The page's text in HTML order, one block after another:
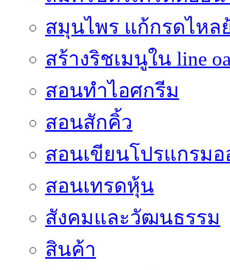
สมุนไพร แก้กรดไหล
สร้างริชเมนูใน line
สอนทำไอศกรีม
สอนสักคิ้ว
สอนเขียนโปรแกรม
สอนเทรดหุ้น
สังคมและวัฒนธรรม
สินค้า